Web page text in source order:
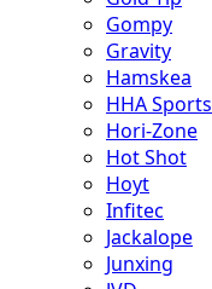
Gompy
Gravity
Hamskea
HHA Sports
Hori-Zone
Hot Shot
Hoyt
Infitec
Jackalope
Junxing